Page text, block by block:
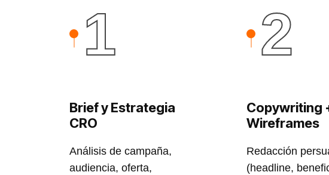
1
Brief y Estrategia
CRO
Análisis de campaña,
audiencia, oferta,
2
Copywriting
Wireframes
Redacción
(headline,